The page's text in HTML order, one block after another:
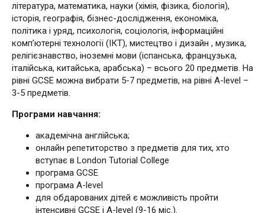
література, математика, науки (хімія, фізика, біологія),
історія, географія, бізнес-дослідження, економіка,
політика і уряд, психологія, соціологія, інформаційні
комп’ютерні технології (ІКТ), мистецтво і дизайн , музика,
релігієзнавство, іноземні мови (іспанська, французька,
італійська, китайська, арабська) – всього 20 предметів. На
рівні GCSE можна вибрати 5-7 предметів, на рівні A-level –
3-5 предметів.
Програми навчання:
академічна англійська;
онлайн репетиторство з предметів для тих, хто
вступає в London Tutorial College
програма GCSE
програма A-level
для обдарованих дітей є можливість пройти
інтенсивні GCSE і A-level (9-16 міс.).